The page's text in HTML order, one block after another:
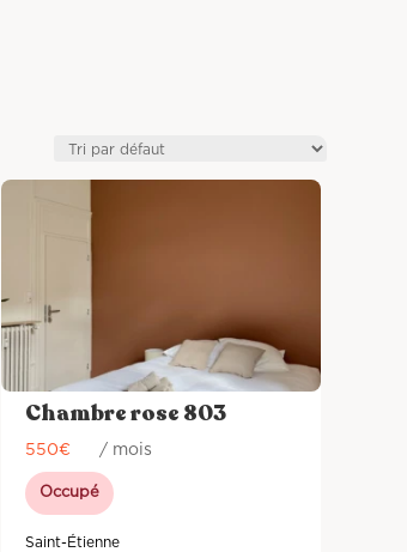
Chambre rose 803
550€ / mois
Occupé
Saint-Étienne